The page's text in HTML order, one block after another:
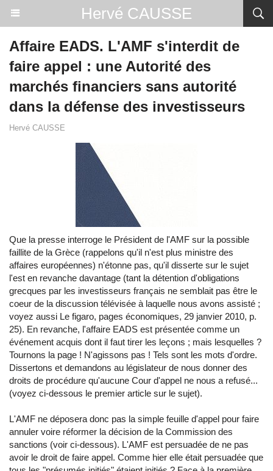
Hervé CAUSSE
Affaire EADS. L'AMF s'interdit de
faire appel : une Autorité des
marchés financiers sans autorité
dans la défense des investisseurs
Hervé CAUSSE
Que la presse interroge le Président de l'AMF sur la possible
faillite de la Grèce (rappelons qu'il n'est plus ministre des
affaires européennes) n'étonne pas, qu'il disserte sur le sujet
l'est en revanche davantage (tant la détention d'obligations
grecques par les investisseurs français ne semblait pas être le
coeur de la discussion télévisée à laquelle nous avons assisté ;
voyez aussi Le figaro, pages économiques, 29 janvier 2010, p.
25). En revanche, l'affaire EADS est présentée comme un
événement acquis dont il faut tirer les leçons ; mais lesquelles ?
Tournons la page ! N'agissons pas ! Tels sont les mots d'ordre.
Dissertons et demandons au législateur de nous donner des
droits de procédure qu'aucune Cour d'appel ne nous a refusé...
(voyez ci-dessous le premier article sur le sujet).
L'AMF ne déposera donc pas la simple feuille d'appel pour faire
annuler voire réformer la décision de la Commission des
sanctions (voir ci-dessous). L'AMF est persuadée de ne pas
avoir le droit de faire appel. Comme hier elle était persuadée que